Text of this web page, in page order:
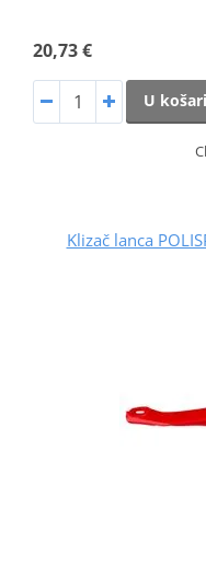
20,73 €
U
Klizač lanca